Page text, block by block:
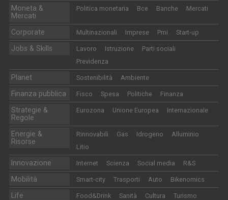
Moneta &
Mercati
Politica monetaria Bce Banche Mercati
Corporate Multinazionali Imprese Pmi Start-up
Jobs & Skills Lavoro Istruzione
Parti sociali
Previdenza
Planet Sostenibilità Ambiente
Finanza pubblica Fisco Spesa Politiche Finanza
Strategie &
Regole
Eurozona Unione Europea Internazionale
Energie &
Risorse
Rinnovabili Gas Idrogeno
Alluminio
Litio
Innovazione Internet Scienza Social media R&S
Mobilità Smart-city Trasporti Auto Bikenomics
Life Food&Drink Sanità Cultura Turismo